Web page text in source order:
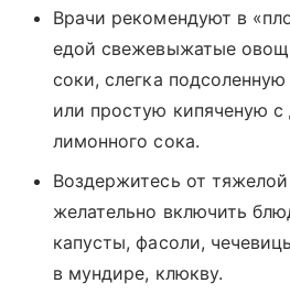
Врачи рекомендуют в
едой свежевыжатые
соки, слегка
или простую кипяченую с
лимонного сока.
Воздержитесь от
желательно включить
капусты, фасоли,
в мундире, клюкву.